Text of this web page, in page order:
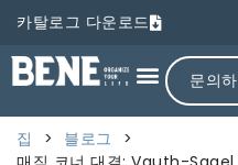
카탈로그 다운로드
문의
집 > 블로그
>